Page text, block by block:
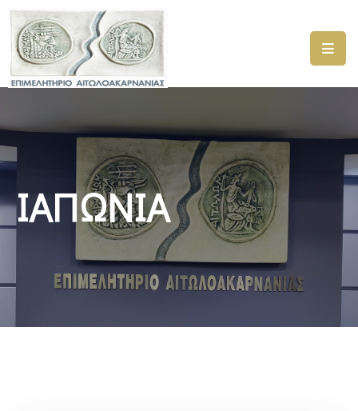
ΑΡΧΙΚΗ
ΓΕΜΗ
–
ΠΡΟΓΡΑΜΜΑΤΑ
ΕΠΙΜΕΛΗΤΗΡΙΟΥ
ΣΥΜΜΕΤΟΧΗ
ΣΕ
ΙΑΠΩΝΙΑ